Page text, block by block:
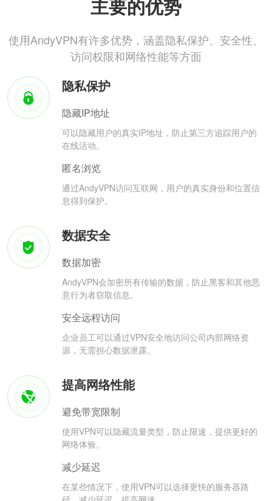
主要的优势
使用AndyVPN有许多优势，涵盖隐私保护、安全性、
访问权限和网络性能等方面
隐私保护
隐藏IP地址
可以隐藏用户的真实IP地址，防止第三方追踪用户的
在线活动。
匿名浏览
通过AndyVPN访问互联网，用户的真实身份和位置信
息得到保护。
数据安全
数据加密
AndyVPN会加密所有传输的数据，防止黑客和其他恶
意行为者窃取信息。
安全远程访问
企业员工可以通过VPN安全地访问公司内部网络资
源，无需担心数据泄露。
提高网络性能
避免带宽限制
使用VPN可以隐藏流量类型，防止限速，提供更好的
网络体验。
减少延迟
在某些情况下，使用VPN可以选择更快的服务器路